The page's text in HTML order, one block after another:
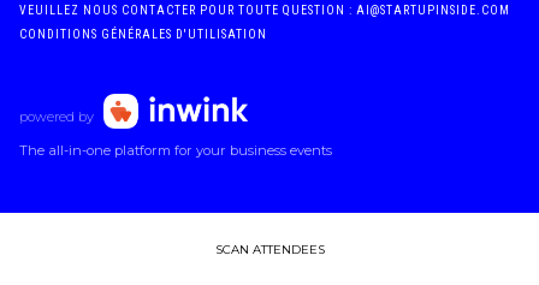
VEUILLEZ NOUS CONTACTER POUR TOUTE QUESTION : AI@STARTUPINSIDE.COM
CONDITIONS GÉNÉRALES D'UTILISATION
powered by
The all-in-one platform for your business events
SCAN ATTENDEES